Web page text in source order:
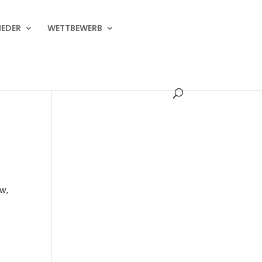
WETTBEWERB